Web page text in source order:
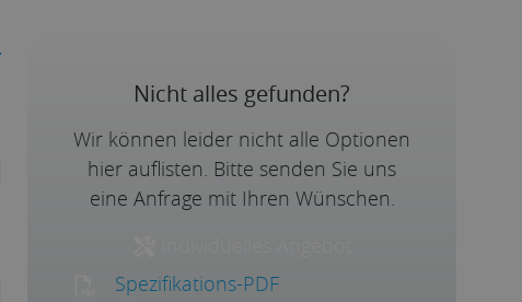
Nicht alles gefunden?
Wir können leider nicht alle Optionen
hier auflisten. Bitte senden Sie uns
eine Anfrage mit Ihren Wünschen.
Spezifikations-PDF